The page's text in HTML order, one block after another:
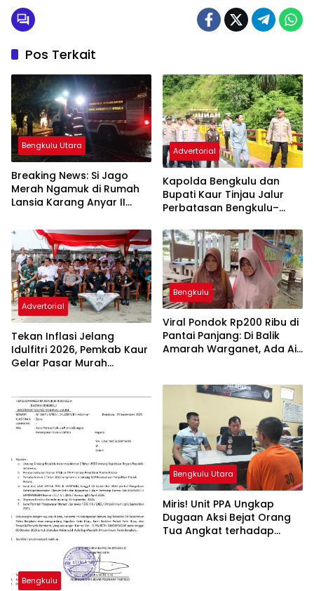
Pos Terkait
Bengkulu Utara
Breaking News: Si Jago
Merah Ngamuk di Rumah
Lansia Karang Anyar II
Api
Advertorial
Kapolda Bengkulu dan
Bupati Kaur Tinjau Jalur
Perbatasan Bengkulu–
Lebaran 1447 H
Advertorial
Tekan Inflasi Jelang
Idulfitri 2026, Pemkab Kaur
Gelar Pasar Murah
Bengkulu
Viral Pondok Rp200 Ribu di
Pantai Panjang: Di Balik
Amarah Warganet, Ada Air
Bengkulu
Bengkulu Utara
Miris! Unit PPA Ungkap
Dugaan Aksi Bejat Orang
Tua Angkat terhadap